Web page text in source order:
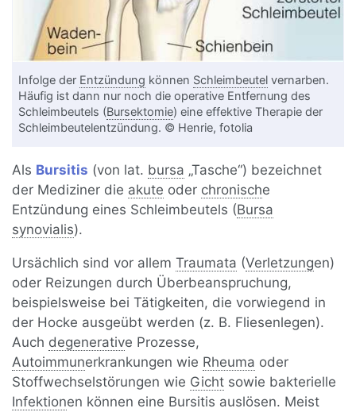
Infolge der Entzündung können Schleimbeutel vernarben.
Häufig ist dann nur noch die operative Entfernung des
Schleimbeutels (Bursektomie) eine effektive Therapie der
Schleimbeutelentzündung. © Henrie, fotolia
Als Bursitis (von lat. bursa „Tasche“) bezeichnet
der Mediziner die akute oder chronische
Entzündung eines Schleimbeutels (Bursa
synovialis).
Ursächlich sind vor allemTraumata (Verletzungen)
oder Reizungen durch Überbeanspruchung,
beispielsweise bei Tätigkeiten, die vorwiegend in
der Hocke ausgeübt werden (z. B. Fliesenlegen).
Auch degenerative Prozesse,
Autoimmunerkrankungen wie Rheuma oder
Stoffwechselstörungen wie Gicht sowie bakterielle
Infektionen können eine Bursitis auslösen. Meist